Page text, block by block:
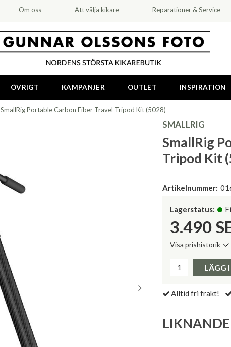
Om oss Att välja kikare Reparationer & Service
ÖVRIGT KAMPANJER OUTLET INSPIRATION
SmallRig Portable Carbon Fiber Travel Tripod Kit (5028)
SMALLRIG
SmallRig
Tripod Kit
Artikelnummer:
Lagerstatus:
3.490
Visa prishistorik
LÄGG
Alltid fri frakt!